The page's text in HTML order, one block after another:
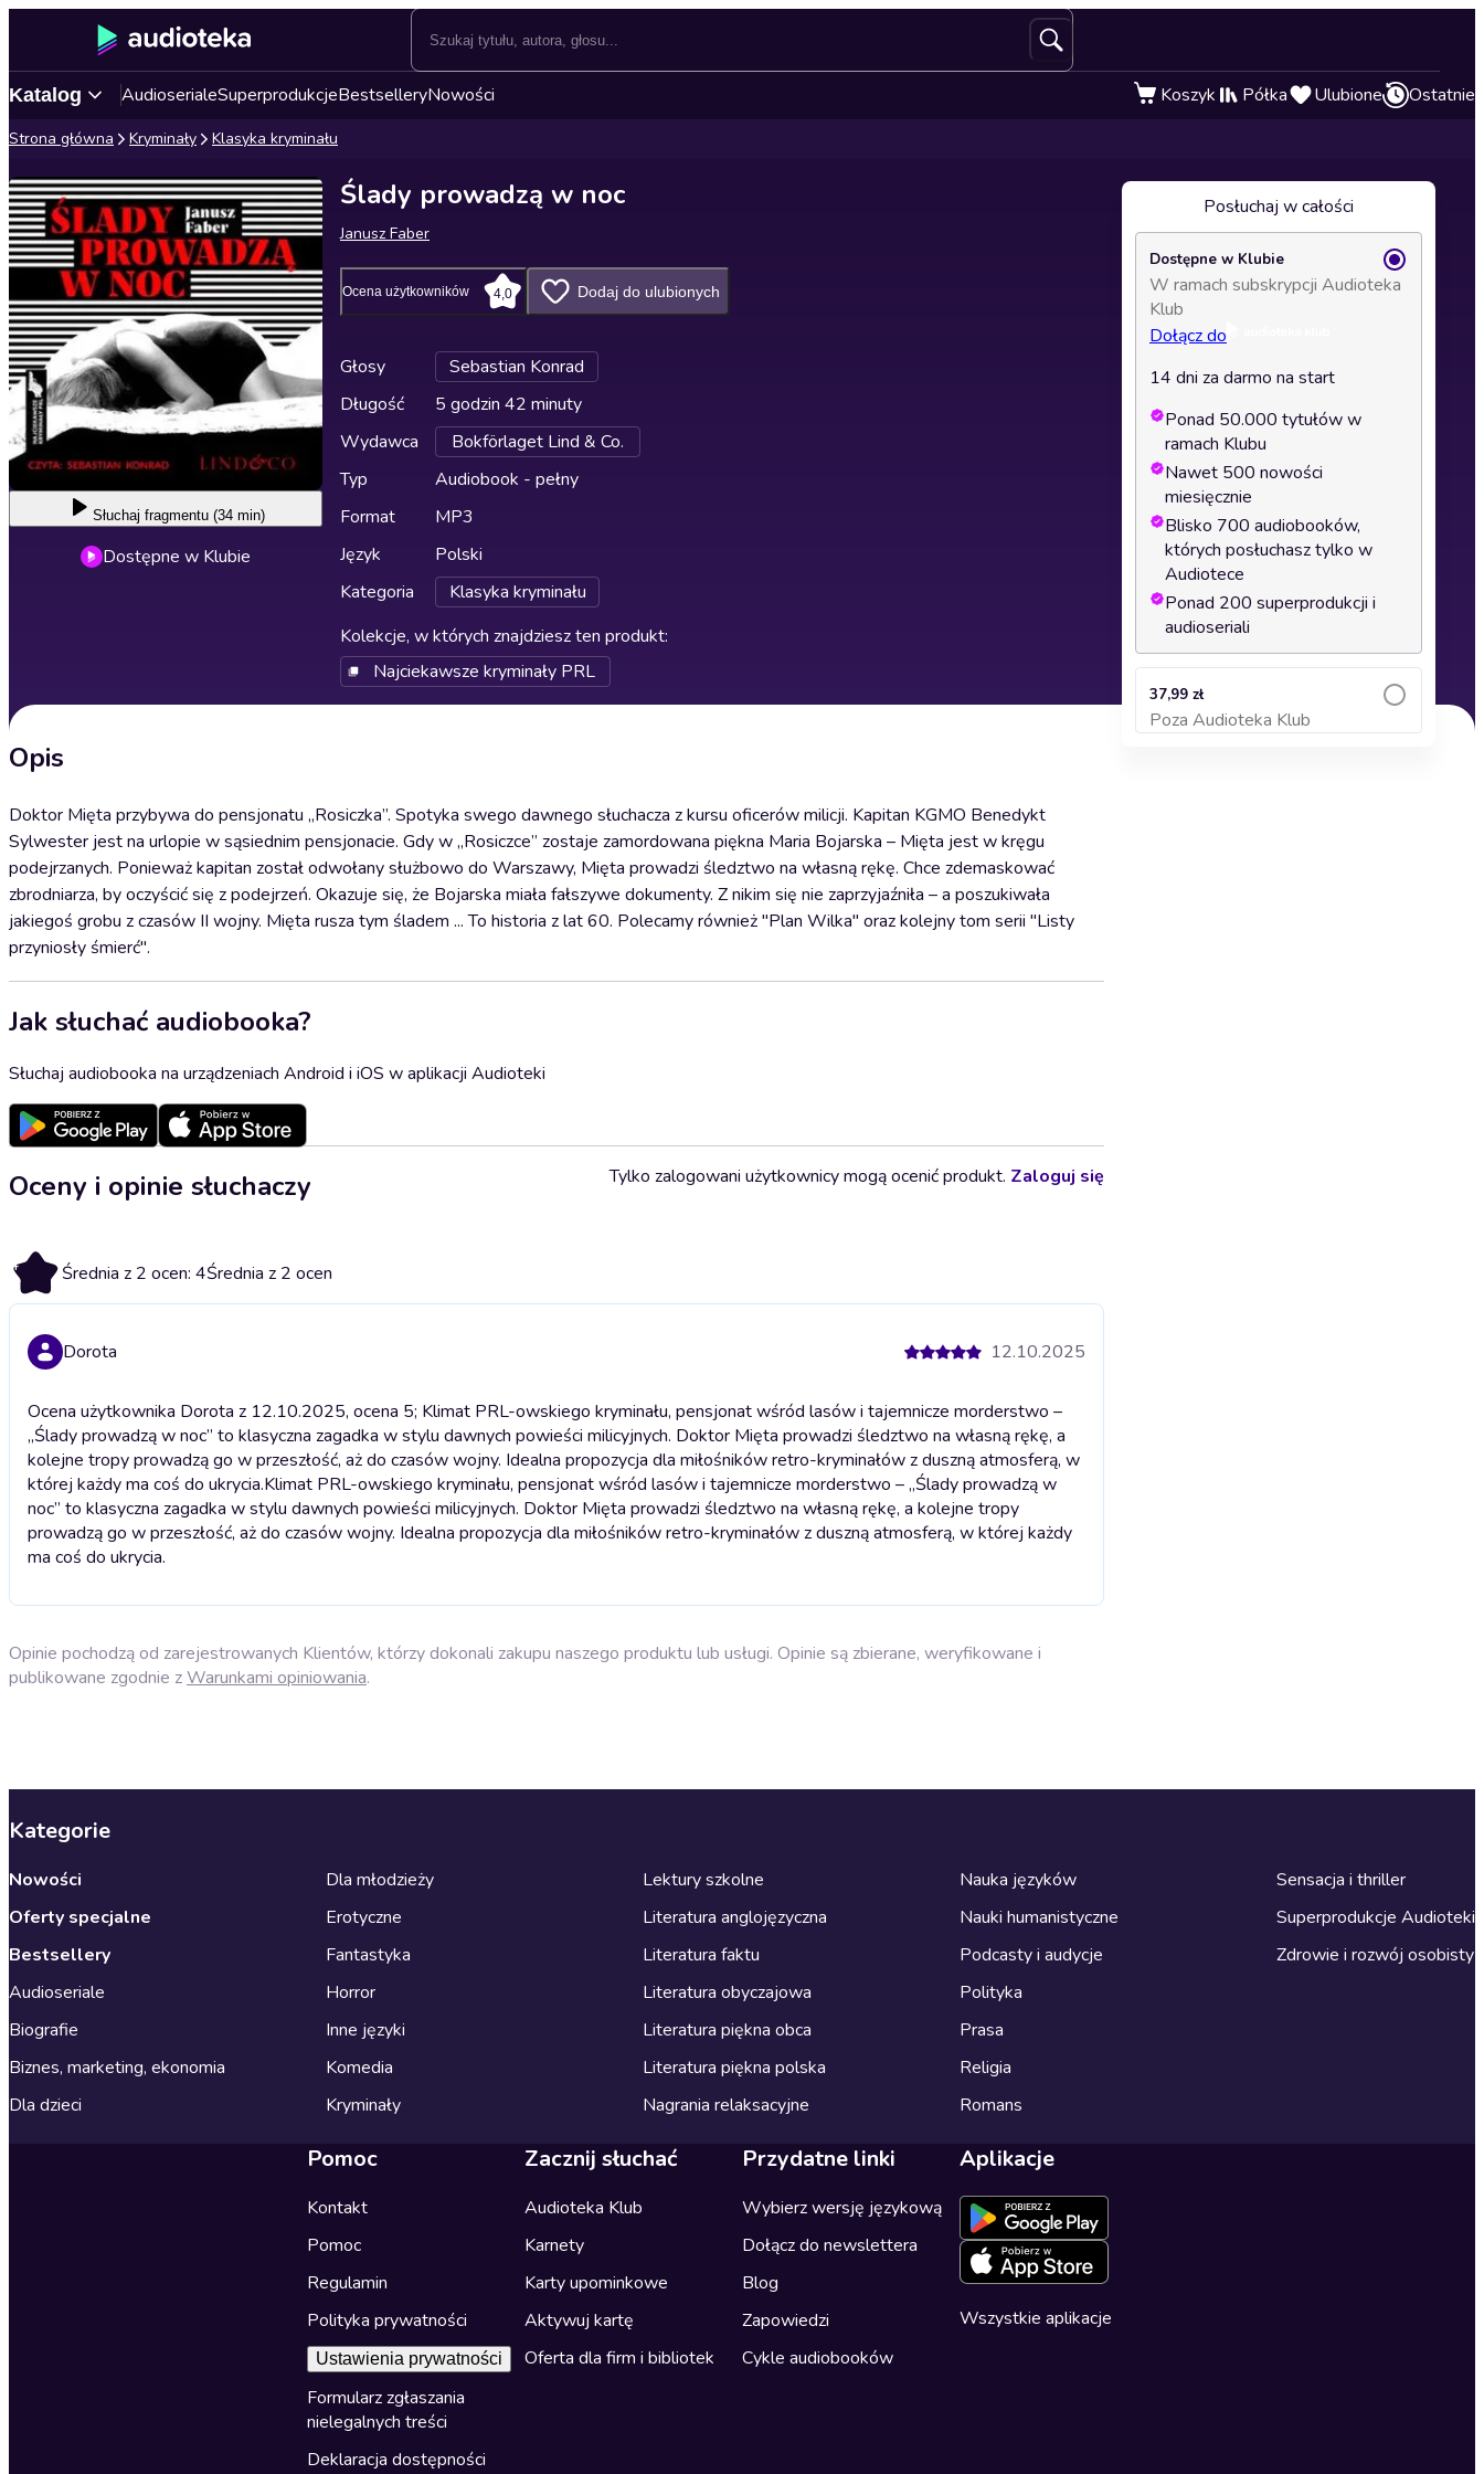
Katalog AudioserialeSuperprodukcjeBestselleryNowości Koszyk Półka Ulubione Ostatnie
Strona główna Kryminały Klasyka kryminału
Słuchaj fragmentu (34 min)
Dostępne w Klubie
Ślady prowadzą w noc
Janusz Faber
Ocena użytkowników 4,0 Dodaj do ulubionych
Głosy
Sebastian Konrad
Długość
5 godzin 42 minuty
Wydawca
Bokförlaget Lind & Co.
Typ
Audiobook - pełny
Format
MP3
Język
Polski
Kategoria
Klasyka kryminału
Kolekcje, w których znajdziesz ten produkt:
Najciekawsze kryminały PRL
Opis
Doktor Mięta przybywa do pensjonatu „Rosiczka”. Spotyka swego dawnego słuchacza z kursu oficerów milicji. Kapitan KGMO Benedykt
Sylwester jest na urlopie w sąsiednim pensjonacie. Gdy w „Rosiczce” zostaje zamordowana piękna Maria Bojarska – Mięta jest w kręgu
podejrzanych. Ponieważ kapitan został odwołany służbowo do Warszawy, Mięta prowadzi śledztwo na własną rękę. Chce zdemaskować
zbrodniarza, by oczyścić się z podejrzeń. Okazuje się, że Bojarska miała fałszywe dokumenty. Z nikim się nie zaprzyjaźniła – a poszukiwała
jakiegoś grobu z czasów II wojny. Mięta rusza tym śladem ... To historia z lat 60. Polecamy również "Plan Wilka" oraz kolejny tom serii "Listy
przyniosły śmierć".
Jak słuchać audiobooka?
Słuchaj audiobooka na urządzeniach Android i iOS w aplikacji Audioteki
Oceny i opinie słuchaczy
4 Średnia z 2 ocen: 4Średnia z 2 ocen
Tylko zalogowani użytkownicy mogą ocenić produkt. Zaloguj się
Dorota 12.10.2025
Ocena użytkownika Dorota z 12.10.2025, ocena 5; Klimat PRL-owskiego kryminału, pensjonat wśród lasów i tajemnicze morderstwo –
„Ślady prowadzą w noc” to klasyczna zagadka w stylu dawnych powieści milicyjnych. Doktor Mięta prowadzi śledztwo na własną rękę, a
kolejne tropy prowadzą go w przeszłość, aż do czasów wojny. Idealna propozycja dla miłośników retro-kryminałów z duszną atmosferą, w
której każdy ma coś do ukrycia.Klimat PRL-owskiego kryminału, pensjonat wśród lasów i tajemnicze morderstwo – „Ślady prowadzą w
noc” to klasyczna zagadka w stylu dawnych powieści milicyjnych. Doktor Mięta prowadzi śledztwo na własną rękę, a kolejne tropy
prowadzą go w przeszłość, aż do czasów wojny. Idealna propozycja dla miłośników retro-kryminałów z duszną atmosferą, w której każdy
ma coś do ukrycia.
Opinie pochodzą od zarejestrowanych Klientów, którzy dokonali zakupu naszego produktu lub usługi. Opinie są zbierane, weryfikowane i
publikowane zgodnie zWarunkami opiniowania.
Posłuchaj w całości
Dostępne w Klubie
W ramach subskrypcji Audioteka
Klub
Dołącz do
14 dni za darmo na start
Ponad 50.000 tytułów w
ramach Klubu
Nawet 500 nowości
miesięcznie
Blisko 700 audiobooków,
których posłuchasz tylko w
Audiotece
Ponad 200 superprodukcji i
audioseriali
37,99 zł
Poza Audioteka Klub
Dodaj do koszyka
Kategorie
Nowości
Oferty specjalne
Bestsellery
Audioseriale
Biografie
Biznes, marketing, ekonomia
Dla dzieci
Dla młodzieży
Erotyczne
Fantastyka
Horror
Inne języki
Komedia
Kryminały
Lektury szkolne
Literatura anglojęzyczna
Literatura faktu
Literatura obyczajowa
Literatura piękna obca
Literatura piękna polska
Nagrania relaksacyjne
Nauka języków
Nauki humanistyczne
Podcasty i audycje
Polityka
Prasa
Religia
Romans
Sensacja i thriller
Superprodukcje Audioteki
Zdrowie i rozwój osobisty
Pomoc
Kontakt
Pomoc
Regulamin
Polityka prywatności
Ustawienia prywatności
Formularz zgłaszania
nielegalnych treści
Deklaracja dostępności
Zacznij słuchać
Audioteka Klub
Karnety
Karty upominkowe
Aktywuj kartę
Oferta dla firm i bibliotek
Przydatne linki
Wybierz wersję językową
Dołącz do newslettera
Blog
Zapowiedzi
Cykle audiobooków
Aplikacje
Wszystkie aplikacje